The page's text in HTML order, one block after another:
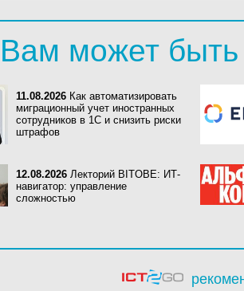
Вам может быть
11.08.2026 Как автоматизировать
миграционный учет иностранных
сотрудников в 1С и снизить риски
штрафов
12.08.2026 Лекторий BITOBE: ИТ-
навигатор: управление
сложностью